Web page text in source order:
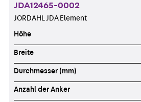
JDA12465-0002
JORDAHL JDA Element
Höhe
Breite
Durchmesser (mm)
Anzahl der Anker